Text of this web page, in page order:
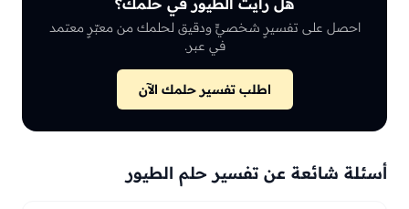
هل رأيت الطيور في حلمك؟
احصل على تفسيرٍ شخصيٍّ ودقيق لحلمك من معبّرٍ معتمد
في عبر.
اطلب تفسير حلمك الآن
أسئلة شائعة عن تفسير حلم الطيور